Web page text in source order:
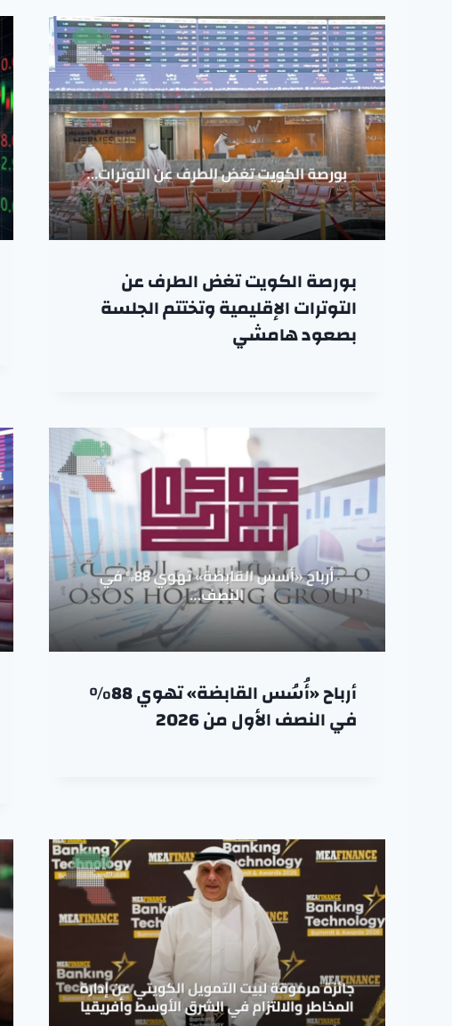
بورصة الكويت تغض الطرف عن
التوترات الإقليمية وتختتم الجلسة
بصعود هامشي
أرباح «أُسُس القابضة» تهوي 88%
في النصف الأول من 2026